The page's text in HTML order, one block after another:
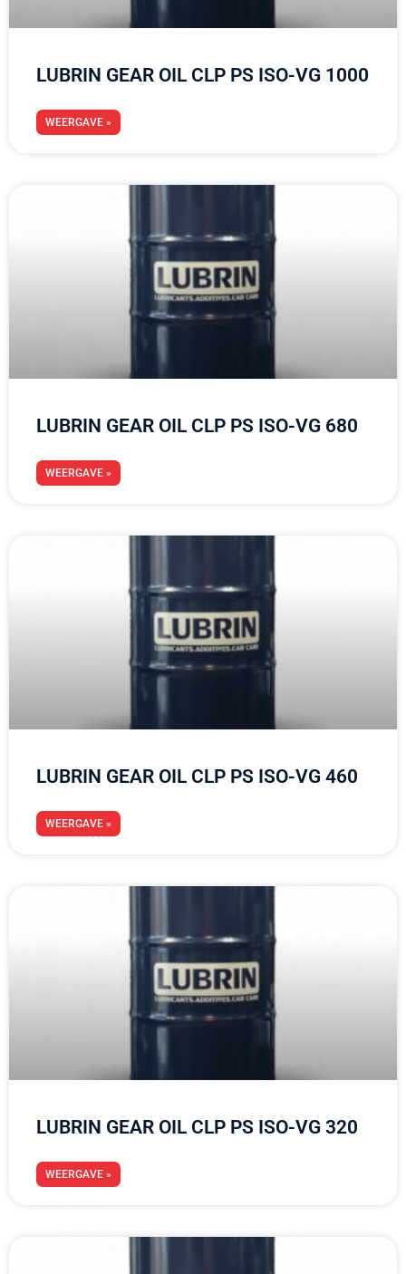
LUBRIN GEAR OIL CLP PS ISO-VG 1000
WEERGAVE »
LUBRIN GEAR OIL CLP PS ISO-VG 680
WEERGAVE »
LUBRIN GEAR OIL CLP PS ISO-VG 460
WEERGAVE »
LUBRIN GEAR OIL CLP PS ISO-VG 320
WEERGAVE »